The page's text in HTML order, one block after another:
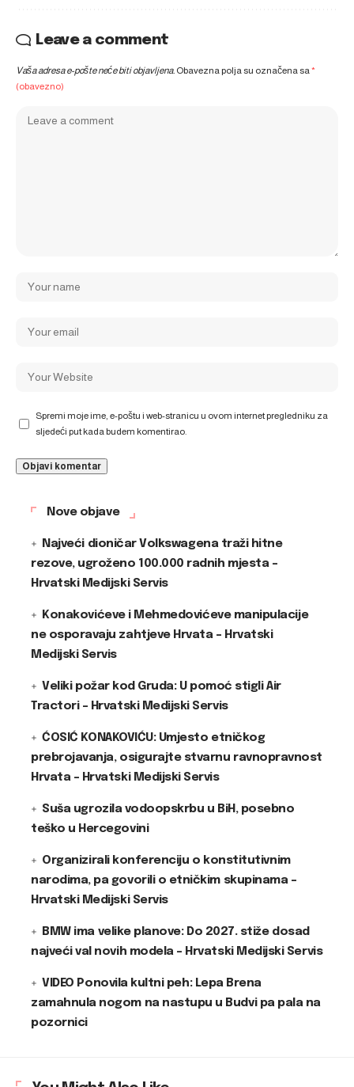
Leave a comment
Vaša adresa e-pošte neće biti objavljena. Obavezna polja su označena sa*
(obavezno)
Spremi moje ime, e-poštu i web-stranicu u ovom internet pregledniku za
sljedeći put kada budem komentirao.
Nove objave
Najveći dioničar Volkswagena traži hitne
rezove, ugroženo 100.000 radnih mjesta –
Hrvatski Medijski Servis
Konakovićeve i Mehmedovićeve manipulacije
ne osporavaju zahtjeve Hrvata – Hrvatski
Medijski Servis
Veliki požar kod Gruda: U pomoć stigli Air
Tractori – Hrvatski Medijski Servis
ĆOSIĆ KONAKOVIĆU: Umjesto etničkog
prebrojavanja, osigurajte stvarnu ravnopravnost
Hrvata – Hrvatski Medijski Servis
Suša ugrozila vodoopskrbu u BiH, posebno
teško u Hercegovini
Organizirali konferenciju o konstitutivnim
narodima, pa govorili o etničkim skupinama –
Hrvatski Medijski Servis
BMW ima velike planove: Do 2027. stiže dosad
najveći val novih modela – Hrvatski Medijski Servis
VIDEO Ponovila kultni peh: Lepa Brena
zamahnula nogom na nastupu u Budvi pa pala na
pozornici